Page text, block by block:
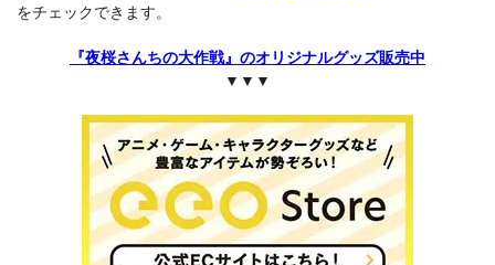
をチェックできます。
『夜桜さんちの大作戦』のオリジナルグッズ販売中
▼▼▼